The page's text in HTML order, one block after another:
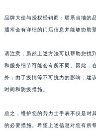
品牌大使与授权经销商：联系当地的
通常会有详细的门店信息并能够协助
请注意，虽然上述方法可以帮助您找
和服务细节可能会有所不同。因此，
外，由于疫情等不可抗力的影响，建
时间和防疫措施。
总之，维护您的劳力士手表不仅是对
的必要措施。希望上述信息对您有所